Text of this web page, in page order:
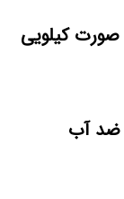
صورت کیلویی
ضد آب